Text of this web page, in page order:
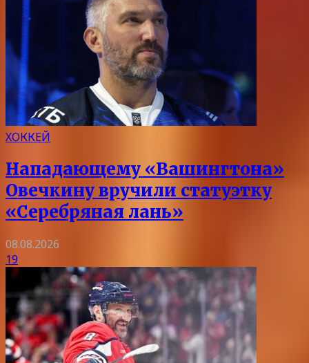
ХОККЕЙ
Нападающему «Вашингтона»
Овечкину вручили статуэтку
«Серебряная лань»
08.08.2026
19